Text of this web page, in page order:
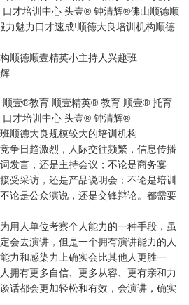
才培训中心 头壹® 钟清辉®佛山顺德顺
力魅力口才速成!顺德大良培训机构顺德
顺德顺壹精英小主持人兴趣班
壹®教育 顺壹精英® 教育 顺壹® 托育
才培训中心 头壹® 钟清辉®
顺德大良规模较大的培训机构
争日趋激烈，人际交往频繁，信息传播
发言，还是主持会议；不论是商务宴
受采访，还是产品说明会；不论是培训
论是公众演说，还是交锋辩论。都需要
用人单位考察个人能力的一种手段，虽
会去演讲，但是一个拥有演讲能力的人
力和感染力上确实会比其他人更胜一
拥有更多自信、更多从容、更有亲和力
话都会更加轻松和有效，会演讲，确实